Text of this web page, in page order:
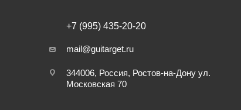
+7 (995) 435-20-20
mail@guitarget.ru
344006, Россия, Ростов-на-Дону ул.
Московская 70